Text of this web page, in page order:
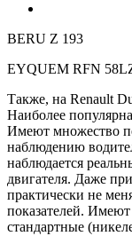
BERU Z 193
EYQUEM RFN
Также, на Renault
Наиболее
Имеют множество
наблюдению
наблюдается
двигателя. Даже
практически не
показателей.
стандартные